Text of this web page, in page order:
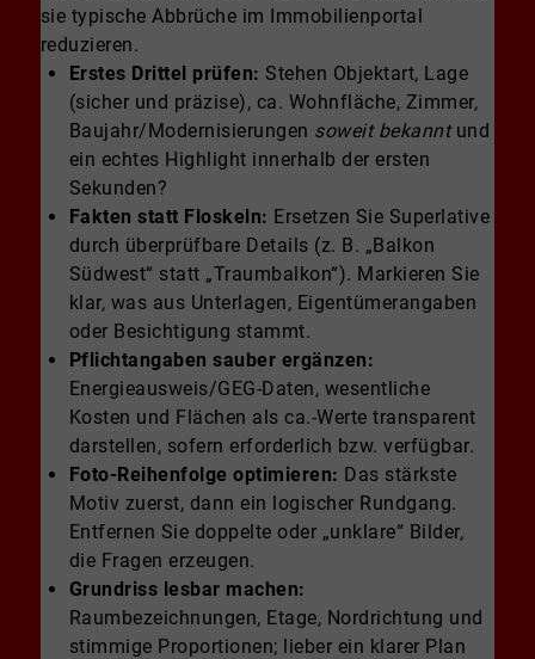
sie typische Abbrüche im Immobilienportal
reduzieren.
Erstes Drittel prüfen: Stehen Objektart, Lage
(sicher und präzise), ca. Wohnfläche, Zimmer,
Baujahr/Modernisierungen soweit bekanntund
ein echtes Highlight innerhalb der ersten
Sekunden?
Fakten statt Floskeln: Ersetzen Sie Superlative
durch überprüfbare Details (z. B. „Balkon
Südwest“ statt „Traumbalkon“). Markieren Sie
klar, was aus Unterlagen, Eigentümerangaben
oder Besichtigung stammt.
Pflichtangaben sauber ergänzen:
Energieausweis/GEG-Daten, wesentliche
Kosten und Flächen als ca.-Werte transparent
darstellen, sofern erforderlich bzw. verfügbar.
Foto-Reihenfolge optimieren: Das stärkste
Motiv zuerst, dann ein logischer Rundgang.
Entfernen Sie doppelte oder „unklare“ Bilder,
die Fragen erzeugen.
Grundriss lesbar machen:
Raumbezeichnungen, Etage, Nordrichtung und
stimmige Proportionen; lieber ein klarer Plan